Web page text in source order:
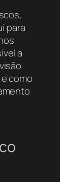
para
a
como